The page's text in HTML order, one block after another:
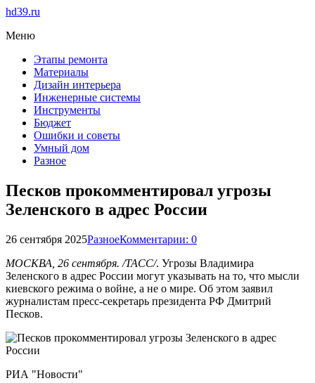
hd39.ru
Меню
Этапы ремонта
Материалы
Дизайн интерьера
Инженерные системы
Инструменты
Бюджет
Ошибки и советы
Умный дом
Разное
Песков прокомментировал угрозы
Зеленского в адрес России
26 сентября 2025РазноеКомментарии: 0
МОСКВА, 26 сентября. /ТАСС/. Угрозы Владимира
Зеленского в адрес России могут указывать на то, что мысли
киевского режима о войне, а не о мире. Об этом заявил
журналистам пресс-секретарь президента РФ Дмитрий
Песков.
РИА "Новости"